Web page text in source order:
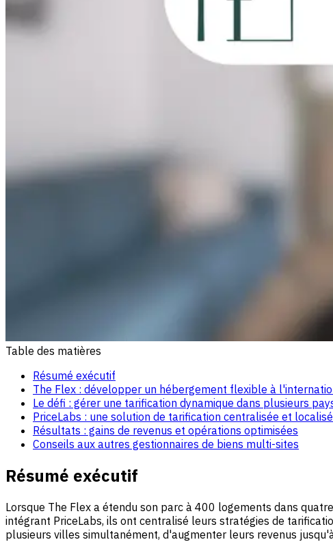
Table des matières
Résumé exécutif
The Flex : développer un hébergement flexible à
Le défi : gérer une tarification dynamique dans plusieurs
PriceLabs : une solution de tarification centralisée et
Résultats : gains de revenus et opérations optimisées
Conseils aux autres gestionnaires de biens multi-sites
Résumé exécutif
Lorsque The Flex a étendu son parc à 400 logements dans
intégrant PriceLabs, ils ont centralisé leurs stratégies de
plusieurs villes simultanément, d'augmenter leurs revenus